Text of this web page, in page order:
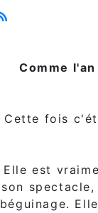
Comme
Cette fois
Elle est
son
béguinage.